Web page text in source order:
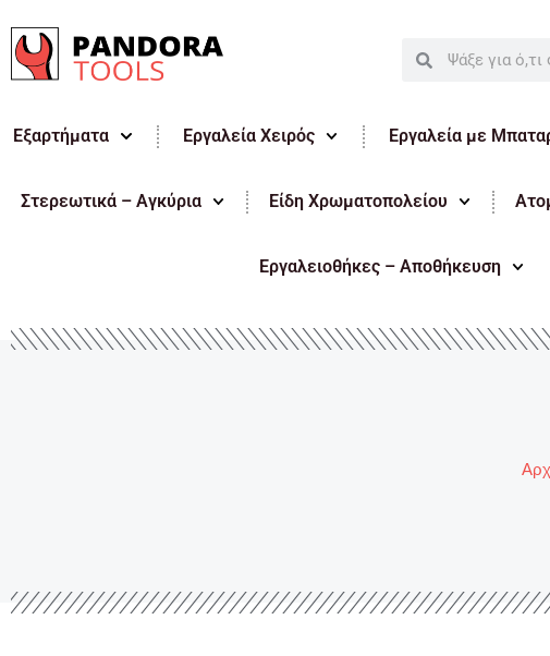
στο
περιεχόμενο
SearchSearch
Εξαρτήματα Εργαλεία Χειρός Εργαλεία με
Στερεωτικά – Αγκύρια Είδη Χρωματοπολείου
Εργαλειοθήκες – Αποθήκευση